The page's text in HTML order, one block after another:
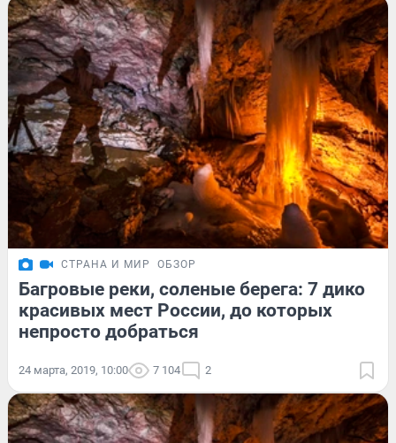
СТРАНА И МИР ОБЗОР
Багровые реки, соленые берега: 7 дико
красивых мест России, до которых
непросто добраться
24 марта, 2019, 10:00 7 104 2